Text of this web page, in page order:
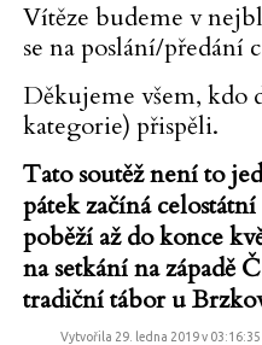
Vítěze budeme v
se na poslání/předání
Děkujeme všem, kdo
kategorie) přispěli.
Tato soutěž není to
pátek začíná
poběží až do konce
na setkání na západě
tradiční tábor u
Vytvořila 29. ledna 2019 v 03:16:35